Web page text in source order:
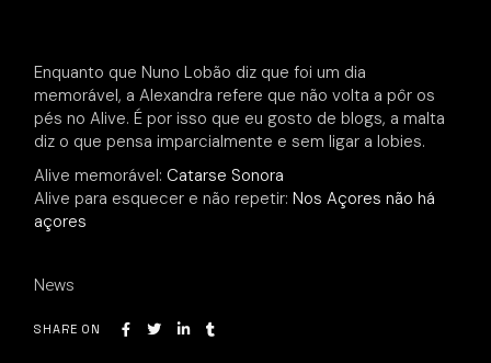
Enquanto que Nuno Lobão diz que foi um dia
memorável, a Alexandra refere que não volta a pôr os
pés no Alive. É por isso que eu gosto de blogs, a malta
diz o que pensa imparcialmente e sem ligar a lobies.
Alive memorável:Catarse Sonora
Alive para esquecer e não repetir:Nos Açores não há
açores
News
SHARE ON